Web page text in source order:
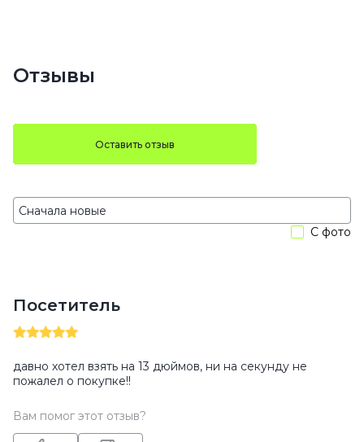
Отзывы
Оставить отзыв
С фото
Посетитель
давно хотел взять на 13 дюймов, ни на секунду не
пожалел о покупке!!
Вам помог этот отзыв?